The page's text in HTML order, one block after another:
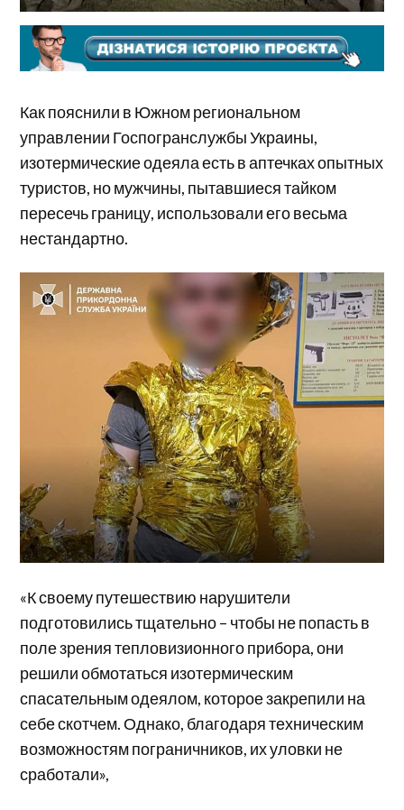
Как пояснили в Южном региональном
управлении Госпогранслужбы Украины,
изотермические одеяла есть в аптечках опытных
туристов, но мужчины, пытавшиеся тайком
пересечь границу, использовали его весьма
нестандартно.
«К своему путешествию нарушители
подготовились тщательно – чтобы не попасть в
поле зрения тепловизионного прибора, они
решили обмотаться изотермическим
спасательным одеялом, которое закрепили на
себе скотчем. Однако, благодаря техническим
возможностям пограничников, их уловки не
сработали»,